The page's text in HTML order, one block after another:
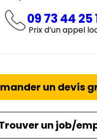
09 73 44 25
Prix d’un appel
un devis
un job/